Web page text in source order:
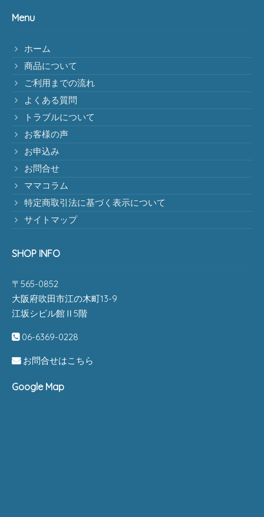
Menu
ホーム
商品について
ご利用までの流れ
よくある質問
トラブルについて
お客様の声
お申込み
お問合せ
ママコラム
特定商取引法に基づく表示について
サイトマップ
SHOP INFO
〒565-0852
大阪府吹田市江の木町13-9
江坂シビル館Ⅱ5階
06-6369-0228
お問合せはこちら
Google Map